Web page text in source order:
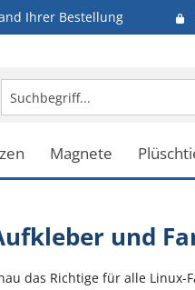
Ihrer Bestellung
Magnete
und
das Richtige für alle